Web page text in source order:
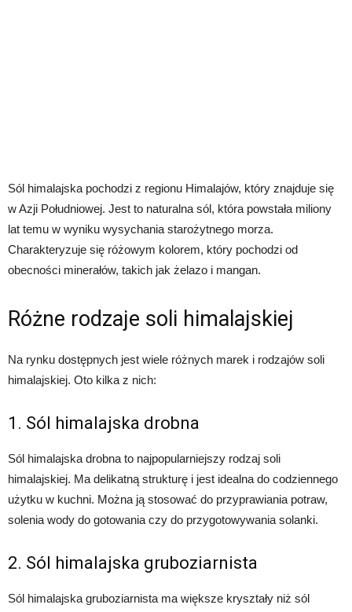
Sól himalajska pochodzi z regionu Himalajów, który znajduje się
w Azji Południowej. Jest to naturalna sól, która powstała miliony
lat temu w wyniku wysychania starożytnego morza.
Charakteryzuje się różowym kolorem, który pochodzi od
obecności minerałów, takich jak żelazo i mangan.
Różne rodzaje soli himalajskiej
Na rynku dostępnych jest wiele różnych marek i rodzajów soli
himalajskiej. Oto kilka z nich:
1. Sól himalajska drobna
Sól himalajska drobna to najpopularniejszy rodzaj soli
himalajskiej. Ma delikatną strukturę i jest idealna do codziennego
użytku w kuchni. Można ją stosować do przyprawiania potraw,
solenia wody do gotowania czy do przygotowywania solanki.
2. Sól himalajska gruboziarnista
Sól himalajska gruboziarnista ma większe kryształy niż sól